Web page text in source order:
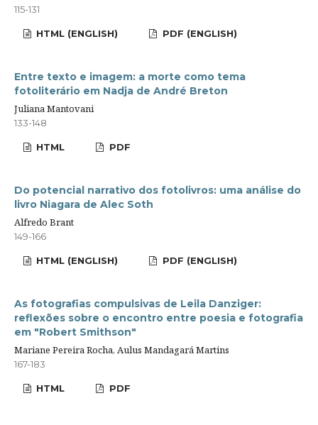
115-131
HTML (ENGLISH) PDF (ENGLISH)
Entre texto e imagem: a morte como tema
fotoliterário em Nadja de André Breton
Juliana Mantovani
133-148
HTML PDF
Do potencial narrativo dos fotolivros: uma análise do
livro Niagara de Alec Soth
Alfredo Brant
149-166
HTML (ENGLISH) PDF (ENGLISH)
As fotografias compulsivas de Leila Danziger:
reflexões sobre o encontro entre poesia e fotografia
em "Robert Smithson"
Mariane Pereira Rocha, Aulus Mandagará Martins
167-183
HTML PDF